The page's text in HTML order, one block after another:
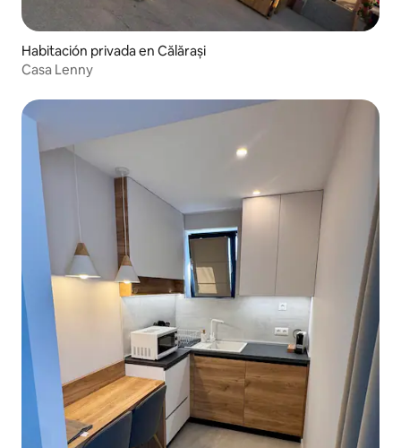
Habitación privada en Călărași
Casa Lenny